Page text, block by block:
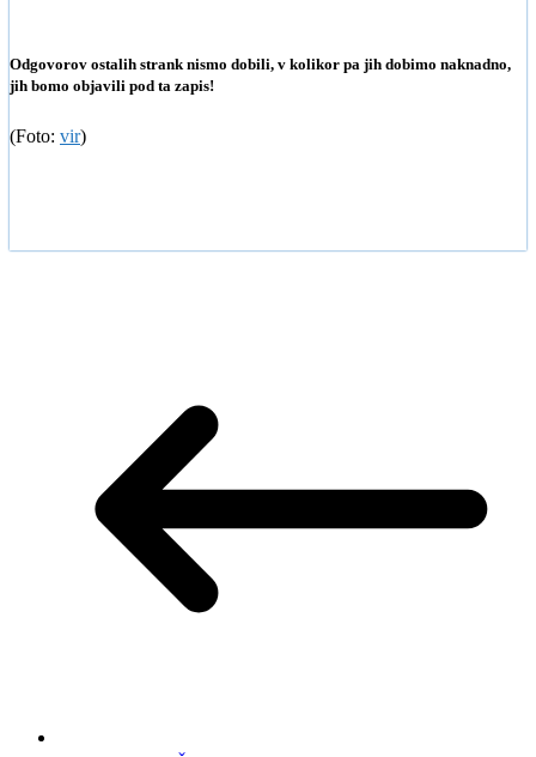
Odgovorov ostalih strank nismo dobili, v kolikor pa jih dobimo naknadno,
jih bomo objavili pod ta zapis!
(Foto: vir)